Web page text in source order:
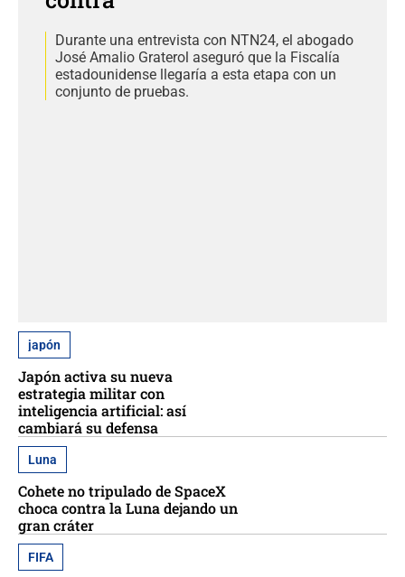
Durante una entrevista con NTN24, el abogado
José Amalio Graterol aseguró que la Fiscalía
estadounidense llegaría a esta etapa con un
conjunto de pruebas.
japón
Japón activa su nueva
estrategia militar con
inteligencia artificial: así
cambiará su defensa
Luna
Cohete no tripulado de SpaceX
choca contra la Luna dejando un
gran cráter
FIFA